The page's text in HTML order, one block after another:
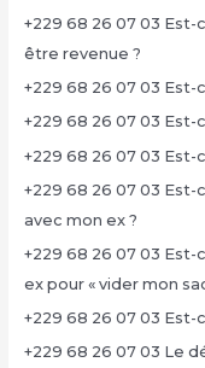
+229 68 26 07 03
être revenue ?
+229 68 26 07 03
+229 68 26 07 03
+229 68 26 07 03
+229 68 26 07 03
avec mon ex ?
+229 68 26 07 03
ex pour « vider mon
+229 68 26 07 03
+229 68 26 07 03 Le